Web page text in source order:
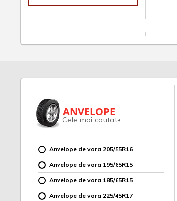
ANVELOPE
Cele mai cautate
Anvelope de vara 205/55R16
Anvelope de vara 195/65R15
Anvelope de vara 185/65R15
Anvelope de vara 225/45R17